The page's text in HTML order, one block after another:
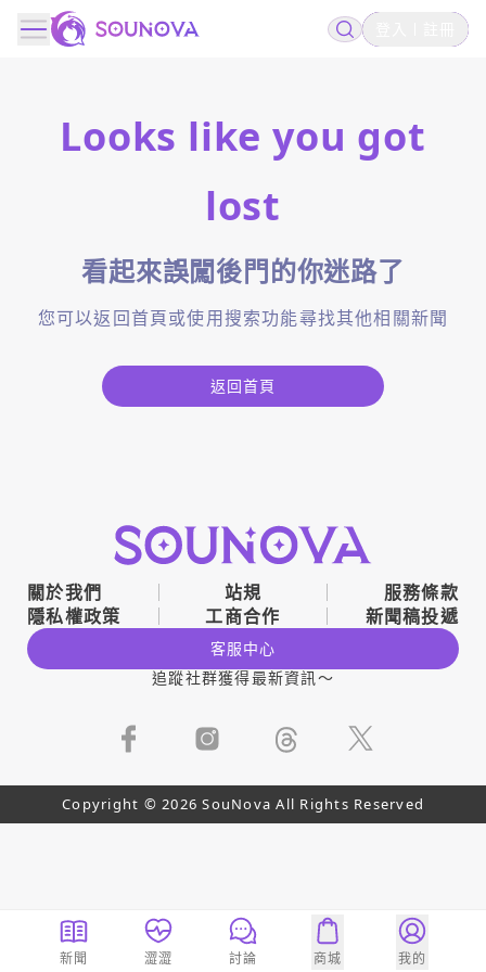
Looks like you got
lost
看起來誤闖後門的你迷路了
您可以返回首頁或使用搜索功能尋找其他相關新聞
返回首頁
關於我們 站規
服務條款
隱私權政策
工商合作 新聞稿投遞
客服中心
追蹤社群獲得最新資訊～
Copyright © 2026 SouNova All Rights Reserved
新聞 澀澀 討論 商城 我的